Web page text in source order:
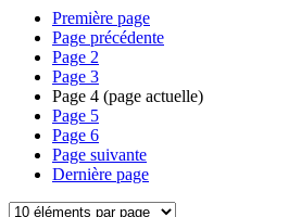
Première page
Page précédente
Page 2
Page 3
Page 4 (page actuelle)
Page 5
Page 6
Page suivante
Dernière page